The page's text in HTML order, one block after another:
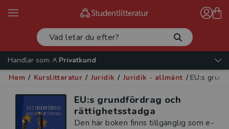
Handlar som:
Privatkund
Hem / Kurslitteratur / Juridik / Juridik - allmänt / EU:s
EU:s grundfördrag och
rättighetsstadga
Den här boken finns tillgänglig som e-